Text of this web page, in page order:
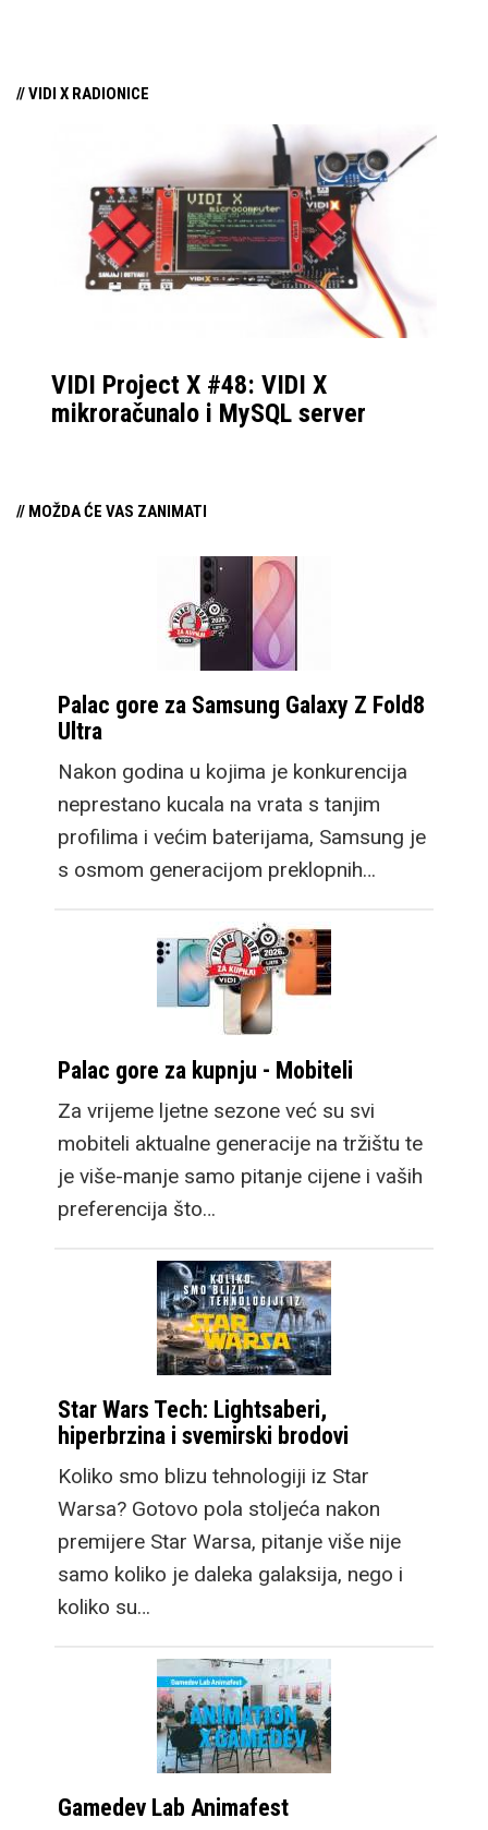
// VIDI X RADIONICE
VIDI Project X #48: VIDI X
mikroračunalo i MySQL server
// MOŽDA ĆE VAS ZANIMATI
Palac gore za Samsung Galaxy Z Fold8
Ultra
Nakon godina u kojima je konkurencija
neprestano kucala na vrata s tanjim
profilima i većim baterijama, Samsung je
s osmom generacijom preklopnih…
Palac gore za kupnju - Mobiteli
Za vrijeme ljetne sezone već su svi
mobiteli aktualne generacije na tržištu te
je više-manje samo pitanje cijene i vaših
preferencija što…
Star Wars Tech: Lightsaberi,
hiperbrzina i svemirski brodovi
Koliko smo blizu tehnologiji iz Star
Warsa? Gotovo pola stoljeća nakon
premijere Star Warsa, pitanje više nije
samo koliko je daleka galaksija, nego i
koliko su…
Gamedev Lab Animafest